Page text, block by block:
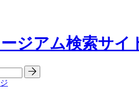
ジアム検索サイ